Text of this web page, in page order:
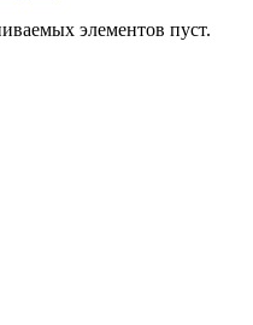
элементов пуст.